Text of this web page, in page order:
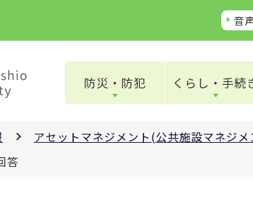
音
防災・防犯 くらし・手続
アセットマネジメント(公共施設マネジメ
答